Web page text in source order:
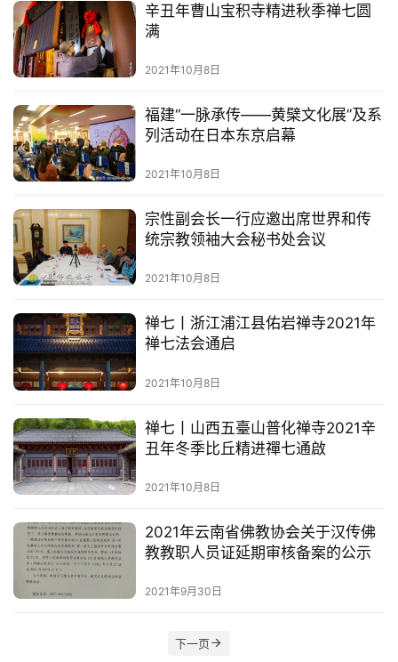
公
益
慈
善
佛
教
物
寺
院
礼
视
纪
录
佛
教
艺
术
辛丑年曹山宝积寺精进秋季禅七圆
满
2021年10月8日
福建“一脉承传——黄檗文化展”及系
列活动在日本东京启幕
2021年10月8日
宗性副会长一行应邀出席世界和传
统宗教领袖大会秘书处会议
2021年10月8日
禅七丨浙江浦江县佑岩禅寺2021年
禅七法会通启
2021年10月8日
禅七丨山西五臺山普化禅寺2021辛
丑年冬季比丘精进禪七通啟
2021年10月8日
2021年云南省佛教协会关于汉传佛
教教职人员证延期审核备案的公示
2021年9月30日
下一页